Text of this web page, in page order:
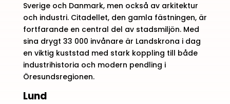
Sverige och Danmark, men också av arkitektur
och industri. Citadellet, den gamla fästningen, är
fortfarande en central del av stadsmiljön. Med
sina drygt 33 000 invånare är Landskrona i dag
en viktig kuststad med stark koppling till både
industrihistoria och modern pendling i
Öresundsregionen.
Lund